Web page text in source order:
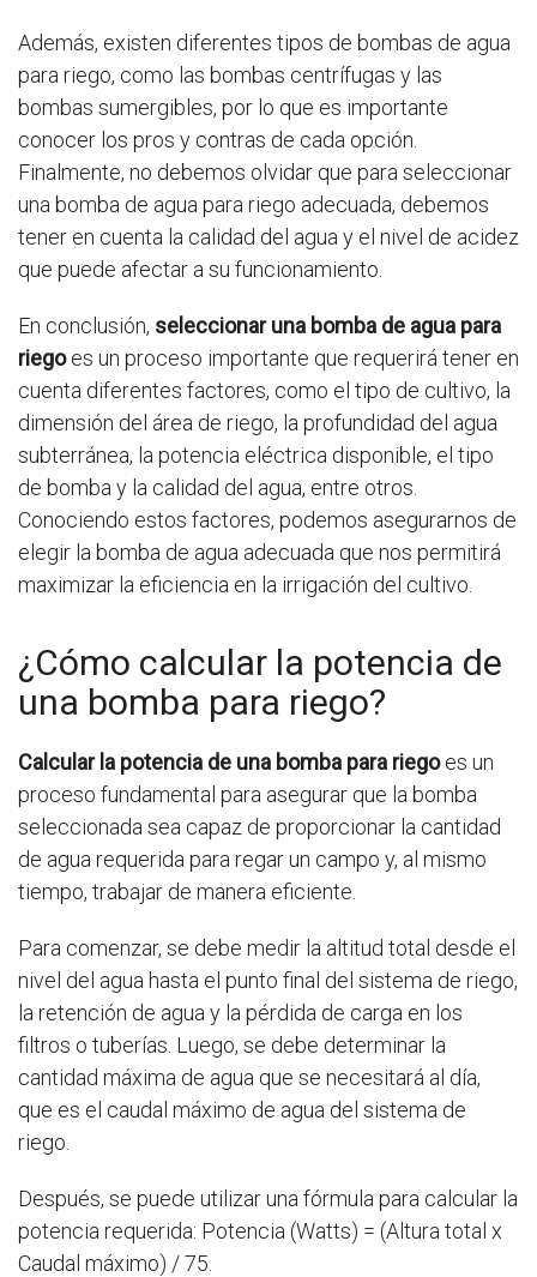
Además, existen diferentes tipos de bombas de agua
para riego, como las bombas centrífugas y las
bombas sumergibles, por lo que es importante
conocer los pros y contras de cada opción.
Finalmente, no debemos olvidar que para seleccionar
una bomba de agua para riego adecuada, debemos
tener en cuenta la calidad del agua y el nivel de acidez
que puede afectar a su funcionamiento.
En conclusión, seleccionar una bomba de agua para
riegoes un proceso importante que requerirá tener en
cuenta diferentes factores, como el tipo de cultivo, la
dimensión del área de riego, la profundidad del agua
subterránea, la potencia eléctrica disponible, el tipo
de bomba y la calidad del agua, entre otros.
Conociendo estos factores, podemos asegurarnos de
elegir la bomba de agua adecuada que nos permitirá
maximizar la eficiencia en la irrigación del cultivo.
¿Cómo calcular la potencia de
una bomba para riego?
Calcular la potencia de una bomba para riegoes un
proceso fundamental para asegurar que la bomba
seleccionada sea capaz de proporcionar la cantidad
de agua requerida para regar un campo y, al mismo
tiempo, trabajar de manera eficiente.
Para comenzar, se debe medir la altitud total desde el
nivel del agua hasta el punto final del sistema de riego,
la retención de agua y la pérdida de carga en los
filtros o tuberías. Luego, se debe determinar la
cantidad máxima de agua que se necesitará al día,
que es el caudal máximo de agua del sistema de
riego.
Después, se puede utilizar una fórmula para calcular la
potencia requerida: Potencia (Watts) = (Altura total x
Caudal máximo) / 75.